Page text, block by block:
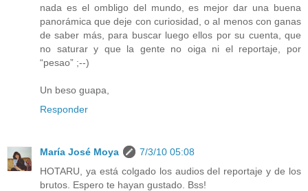
nada es el ombligo del mundo, es mejor dar una buena
panorámica que deje con curiosidad, o al menos con ganas
de saber más, para buscar luego ellos por su cuenta, que
no saturar y que la gente no oiga ni el reportaje, por
“pesao” ;--)
Un beso guapa,
Responder
María José Moya
7/3/10 05:08
HOTARU, ya está colgado los audios del reportaje y de los
brutos. Espero te hayan gustado. Bss!